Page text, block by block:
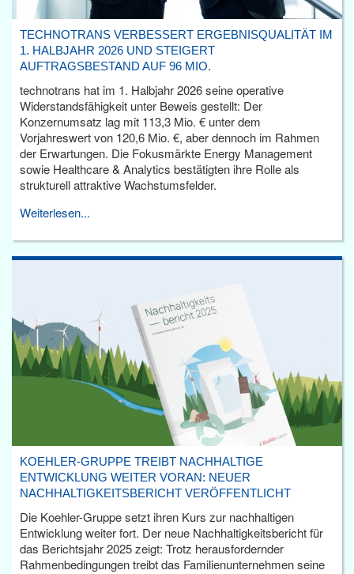
TECHNOTRANS VERBESSERT ERGEBNISQUALITÄT IM
1. HALBJAHR 2026 UND STEIGERT
AUFTRAGSBESTAND AUF 96 MIO.
technotrans hat im 1. Halbjahr 2026 seine operative
Widerstandsfähigkeit unter Beweis gestellt: Der
Konzernumsatz lag mit 113,3 Mio. € unter dem
Vorjahreswert von 120,6 Mio. €, aber dennoch im Rahmen
der Erwartungen. Die Fokusmärkte Energy Management
sowie Healthcare & Analytics bestätigten ihre Rolle als
strukturell attraktive Wachstumsfelder.
Weiterlesen...
KOEHLER-GRUPPE TREIBT NACHHALTIGE
ENTWICKLUNG WEITER VORAN: NEUER
NACHHALTIGKEITSBERICHT VERÖFFENTLICHT
Die Koehler-Gruppe setzt ihren Kurs zur nachhaltigen
Entwicklung weiter fort. Der neue Nachhaltigkeitsbericht für
das Berichtsjahr 2025 zeigt: Trotz herausfordernder
Rahmenbedingungen treibt das Familienunternehmen seine